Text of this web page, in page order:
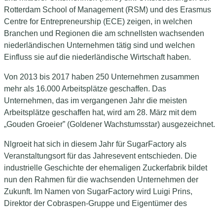
Rotterdam School of Management (RSM) und des Erasmus
Centre for Entrepreneurship (ECE) zeigen, in welchen
Branchen und Regionen die am schnellsten wachsenden
niederländischen Unternehmen tätig sind und welchen
Einfluss sie auf die niederländische Wirtschaft haben.
Von 2013 bis 2017 haben 250 Unternehmen zusammen
mehr als 16.000 Arbeitsplätze geschaffen. Das
Unternehmen, das im vergangenen Jahr die meisten
Arbeitsplätze geschaffen hat, wird am 28. März mit dem
„Gouden Groeier” (Goldener Wachstumsstar) ausgezeichnet.
Nlgroeit hat sich in diesem Jahr für SugarFactory als
Veranstaltungsort für das Jahresevent entschieden. Die
industrielle Geschichte der ehemaligen Zuckerfabrik bildet
nun den Rahmen für die wachsenden Unternehmen der
Zukunft. Im Namen von SugarFactory wird Luigi Prins,
Direktor der Cobraspen-Gruppe und Eigentümer des